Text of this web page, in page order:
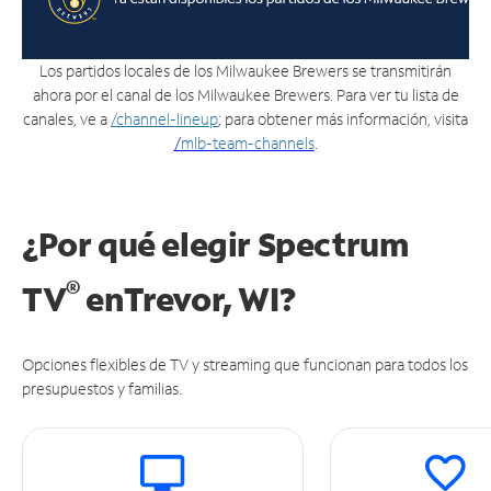
Los partidos locales de los Milwaukee Brewers se transmitirán
ahora por el canal de los Milwaukee Brewers. Para ver tu lista de
canales, ve a /channel-lineup; para obtener más información, visita
/mlb-team-channels.
¿Por qué elegir Spectrum
TV®enTrevor, WI?
Opciones flexibles de TV y streaming que funcionan para todos los
presupuestos y familias.